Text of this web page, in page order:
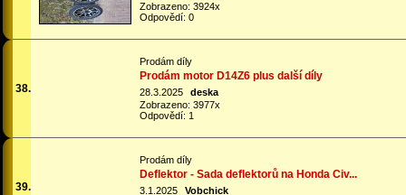
Zobrazeno: 3924x
Odpovědí: 0
38.
Prodám díly
Prodám motor D14Z6 plus další díly
28.3.2025
deska
Zobrazeno: 3977x
Odpovědí: 1
39.
Prodám díly
Deflektor - Sada deflektorů na Honda Civ...
3.1.2025
Vobchick